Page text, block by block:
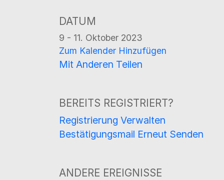
DATUM
9 - 11. Oktober 2023
Zum Kalender Hinzufügen
Mit Anderen Teilen
BEREITS REGISTRIERT?
Registrierung Verwalten
Bestätigungsmail Erneut Senden
ANDERE EREIGNISSE